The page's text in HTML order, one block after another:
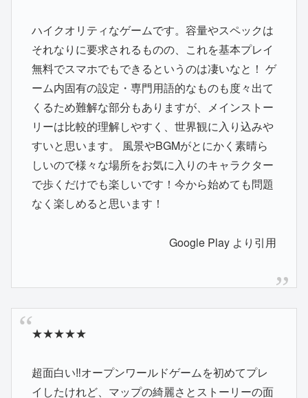
ハイクオリティなゲームです。容量やスペックは
それなりに要求されるものの、これを基本プレイ
無料でスマホでもできるというのは凄いなと！ ゲ
ーム内固有の設定・専門用語的なものも度々出て
くるため難解な部分もありますが、メインストー
リーは比較的理解しやすく、世界観に入り込みや
すいと思います。 風景やBGMがとにかく素晴ら
しいので様々な場所をお気に入りのキャラクター
で歩くだけでも楽しいです！今から始めても問題
なく楽しめると思います！
Google Play より引用
★★★★★
超面白い‼️オープンワールドゲームを初めてプレ
イしたけれど、マップの綺麗さとストーリーの面